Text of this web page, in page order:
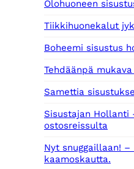
Olohuoneen
Tiikkihuonekalut
Boheemi sisustus
Tehdäänpä
Samettia
Sisustajan Hollanti
ostosreissulta
Nyt snuggaillaan!
kaamoskautta.